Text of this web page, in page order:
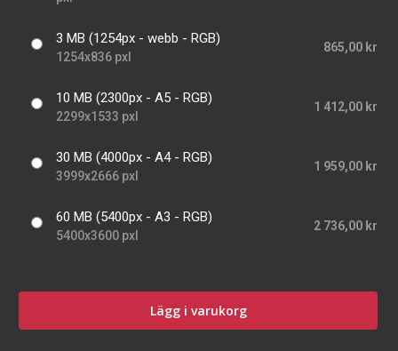
3 MB (1254px - webb - RGB)
1254x836 pxl
865,00 kr
10 MB (2300px - A5 - RGB)
2299x1533 pxl
1 412,00 kr
30 MB (4000px - A4 - RGB)
3999x2666 pxl
1 959,00 kr
60 MB (5400px - A3 - RGB)
5400x3600 pxl
2 736,00 kr
Lägg i varukorg